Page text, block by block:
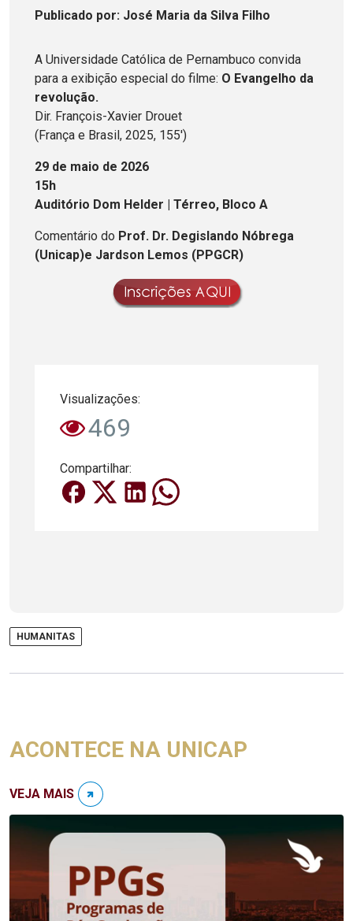
Publicado por: José Maria da Silva Filho
A Universidade Católica de Pernambuco convida
para a exibição especial do filme: O Evangelho da
revolução.
Dir. François-Xavier Drouet
(França e Brasil, 2025, 155')
29 de maio de 2026
15h
Auditório Dom Helder | Térreo, Bloco A
Comentário do Prof. Dr. Degislando Nóbrega
(Unicap)e Jardson Lemos (PPGCR)
Visualizações:
469
Compartilhar:
HUMANITAS
ACONTECE NA UNICAP
VEJA MAIS